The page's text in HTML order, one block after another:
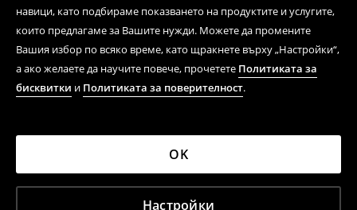
навици, като подбираме показването на продуктите и услугите,
които предлагаме за Вашите нужди. Можете да промените
Вашия избор по всяко време, като щракнете върху „Настройки“,
а ако желаете да научите повече, прочетете Политиката за
бисквитки и Политиката за поверителност.
Настройки
OK